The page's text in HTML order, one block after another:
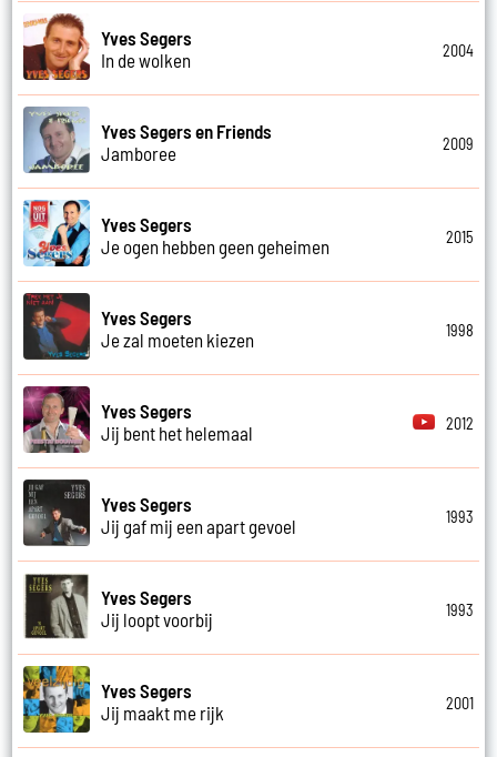
Yves Segers
In de wolken
2004
Yves Segers en Friends
Jamboree
2009
Yves Segers
Je ogen hebben geen geheimen
2015
Yves Segers
Je zal moeten kiezen
1998
Yves Segers
Jij bent het helemaal
2012
Yves Segers
Jij gaf mij een apart gevoel
1993
Yves Segers
Jij loopt voorbij
1993
Yves Segers
Jij maakt me rijk
2001